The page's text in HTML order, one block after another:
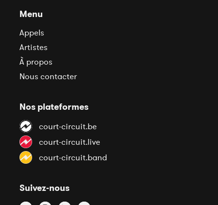
Menu
Appels
Artistes
À propos
Nous contacter
Nos plateformes
court-circuit.be
court-circuit.live
court-circuit.band
Suivez-nous